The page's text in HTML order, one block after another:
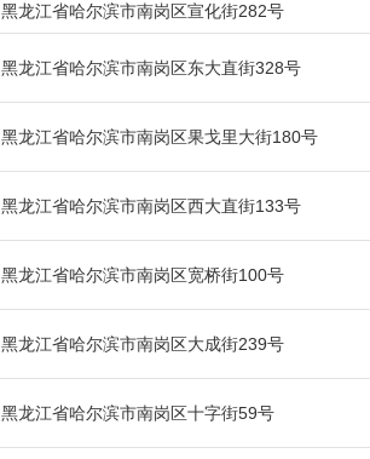
黑龙江省哈尔滨市南岗区宣化街282号
黑龙江省哈尔滨市南岗区东大直街328号
黑龙江省哈尔滨市南岗区果戈里大街180号
黑龙江省哈尔滨市南岗区西大直街133号
黑龙江省哈尔滨市南岗区宽桥街100号
黑龙江省哈尔滨市南岗区大成街239号
黑龙江省哈尔滨市南岗区十字街59号